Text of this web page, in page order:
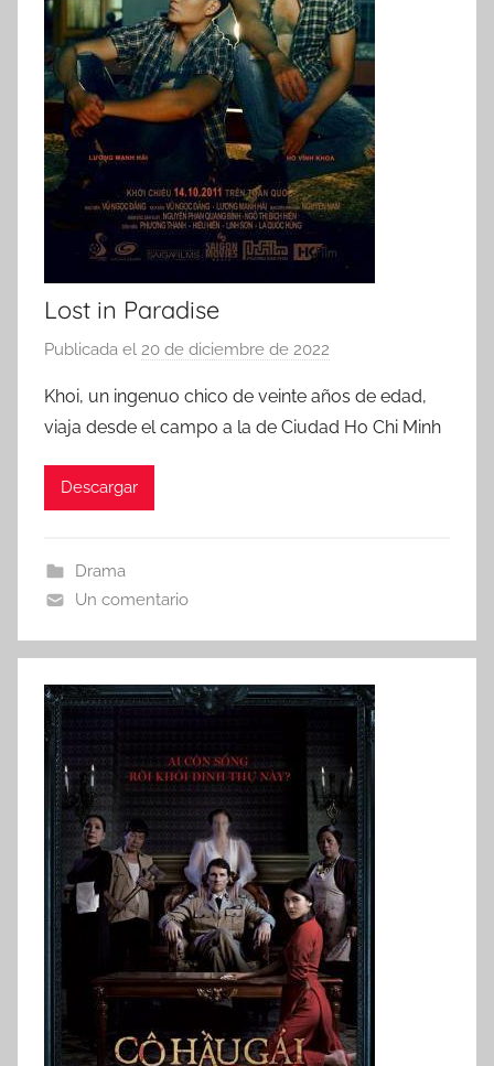
Lost in Paradise
Publicada el 20 de diciembre de 2022
r
Khoi, un ingenuo chico de veinte años de edad,
viaja desde el campo a la de Ciudad Ho Chi Minh
Descargar
Drama
Un comentario